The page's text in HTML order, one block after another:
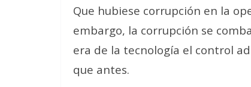
Que hubiese corrupción en la
embargo, la corrupción se
era de la tecnología el control
que antes.